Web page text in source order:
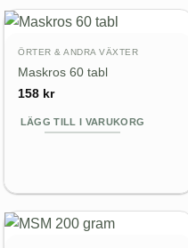
ÖRTER & ANDRA VÄXTER
Maskros 60 tabl
158 kr
LÄGG TILL I VARUKORG